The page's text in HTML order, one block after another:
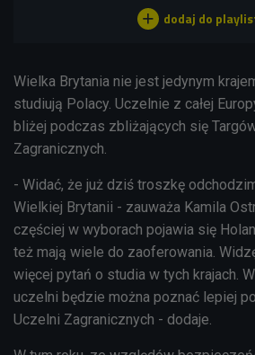
Wielka Brytania nie jest jedynym
studiują Polacy. Uczelnie z całej
bliżej podczas zbliżających się
Zagranicznych.
- Widać, że już dziś troszkę
Wielkiej Brytanii - zauważa Kamila
częściej w wyborach pojawia się
też mają wiele do zaoferowania.
więcej pytań o studia w tych krajach.
uczelni będzie można poznać lepiej
Uczelni Zagranicznych - dodaje.